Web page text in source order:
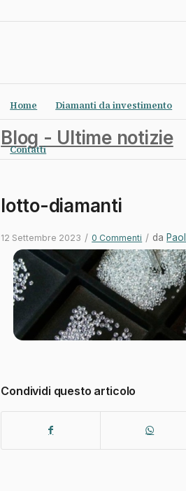
Home Diamanti da investimento
Contatti
Blog - Ultime notizie
lotto-diamanti
12 Settembre 2023 / 0 Commenti / da
Condividi questo articolo